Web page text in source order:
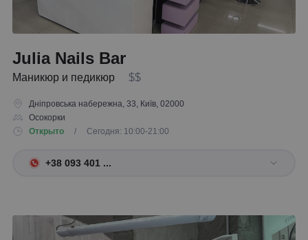
Julia Nails Bar
Маникюр и педикюр $$
Дніпровська набережна, 33, Київ, 02000
Осокорки
Открыто
/ Сегодня: 10:00-21:00
+38 093 401 ...